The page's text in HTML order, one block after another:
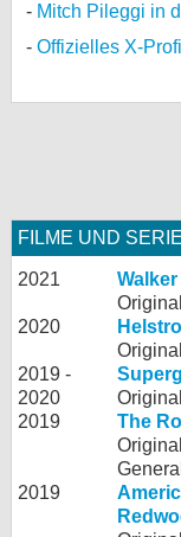
Mitch Pileggi in
Offizielles X-Profil
FILME UND
2021 Walker
2020
2019 -
2020
2019
The
2019